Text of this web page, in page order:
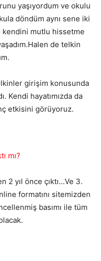
yaşıyordum ve okulu
döndüm aynı sene iki
mutlu hissetme
de telkin
girişim konusunda
Kendi hayatımızda da
etkisini görüyoruz.
mı?
2 yıl önce çıktı…Ve 3.
formatını sitemizden
basımı ile tüm